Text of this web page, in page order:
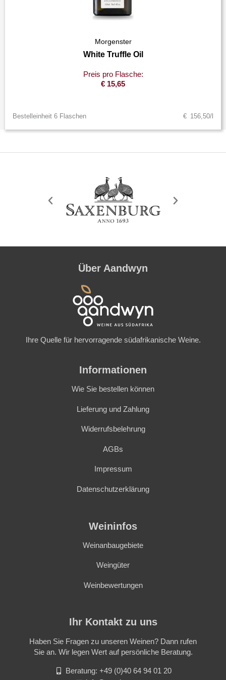
Morgenster
White Truffle Oil
Preis pro Flasche:
€ 15,65
Bestelleinheit 6 Flaschen € 156,50/l
Über Aandwyn
Ihre Quelle für hervorragende südafrikanische Weine.
Informationen
Wie Sie bestellen können
Lieferung und Zahlung
Widerrufsbelehrung
AGBs
Impressum
Datenschutzerklärung
Weininfos
Weinanbaugebiete
Weingüter
Weinbewertungen
Ihr Kontakt zu uns
Haben Sie Fragen zu unseren Weinen? Dann rufen
Sie an. Wir legen Wert auf persönliche Beratung.
Beratung: +49 (0)40 64 94 01 20